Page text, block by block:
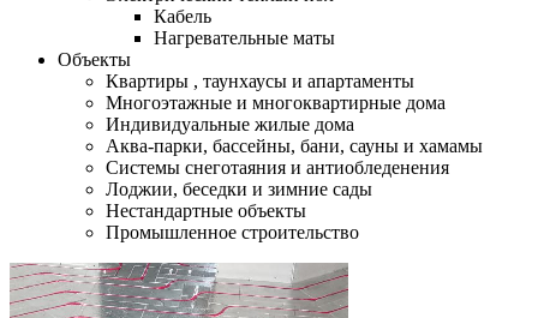
Кабель
Нагревательные маты
Объекты
Квартиры , таунхаусы и апартаменты
Многоэтажные и многоквартирные дома
Индивидуальные жилые дома
Аква-парки, бассейны, бани, сауны и хамамы
Системы снеготаяния и антиобледенения
Лоджии, беседки и зимние сады
Нестандартные объекты
Промышленное строительство